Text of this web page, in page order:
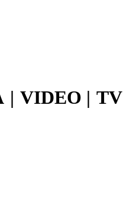
| VIDEO | TV